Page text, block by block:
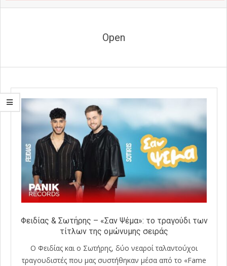
Menu
Open
Φειδίας & Σωτήρης – «Σαν Ψέμα»: το τραγούδι των
τίτλων της ομώνυμης σειράς
Ο Φειδίας και ο Σωτήρης, δύο νεαροί ταλαντούχοι
τραγουδιστές που μας συστήθηκαν μέσα από το «Fame